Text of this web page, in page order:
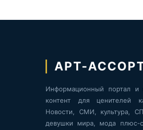
АРТ-
Информационный портал и
контент для ценителей
Новости, СМИ, культура,
девушки мира, мода плюс-